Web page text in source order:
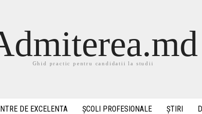
Ghid practic pentru candidatii la studii
DE EXCELENTA ȘCOLI PROFESIONALE ȘTIRI